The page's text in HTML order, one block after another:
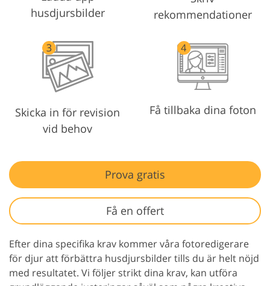
husdjursbilder
rekommendationer
Skicka in för revision
vid behov
Få tillbaka dina foton
Prova gratis
Få en offert
Efter dina specifika krav kommer våra fotoredigerare
för djur att förbättra husdjursbilder tills du är helt nöjd
med resultatet. Vi följer strikt dina krav, kan utföra